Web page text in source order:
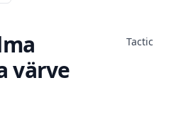
värve
Tactic